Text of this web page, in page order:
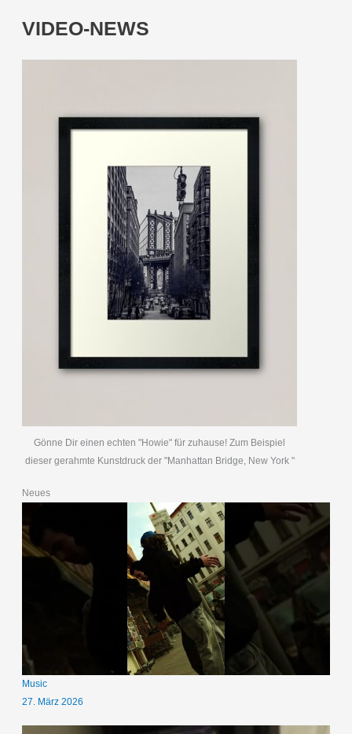
VIDEO-NEWS
Gönne Dir einen echten "Howie" für zuhause! Zum Beispiel
dieser gerahmte Kunstdruck der "Manhattan Bridge, New York "
Neues
Music
27. März 2026